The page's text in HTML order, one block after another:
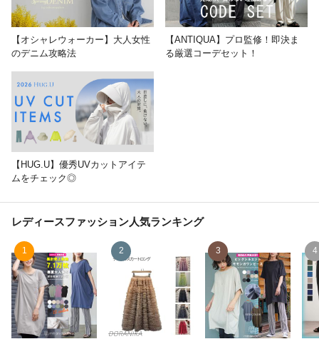
【オシャレウォーカー】大人女性
のデニム攻略法
【ANTIQUA】プロ監修！即決ま
る厳選コーデセット！
【HUG.U】優秀UVカットアイテ
ムをチェック◎
レディースファッション人気ランキング
1 2 3 4